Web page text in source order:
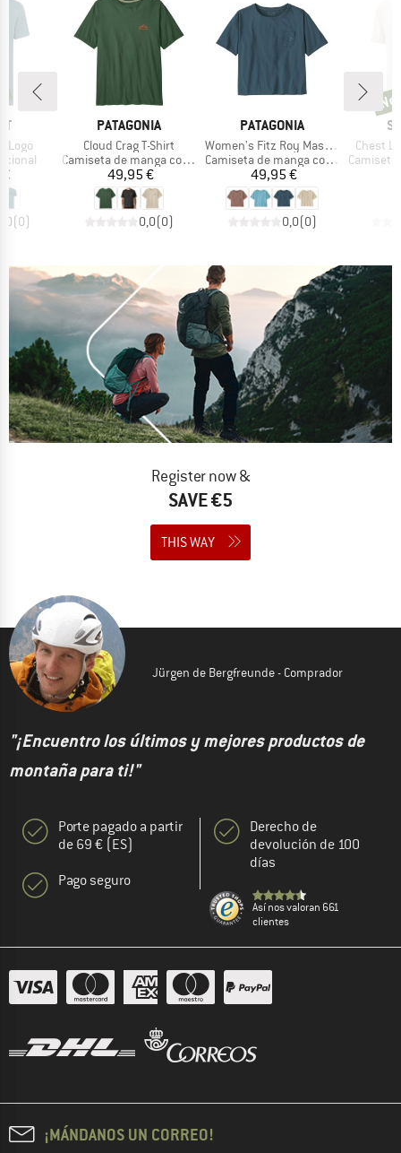
Logo
(0)
MARCA
PATAGONIA
Artículo
Cloud Crag T-Shirt
Product group
Camiseta de manga corta
Precio
49,95 €
0,0(0)
MARCA
PATAGONIA
Artículo
Women's Fitz Roy Massif Easy Cut Pocket Tee
Product group
Camiseta de manga corta
Precio
49,95 €
0,0(0)
Artículo
Chest
Product
Camiseta
Register now &
SAVE €5
THIS WAY
Jürgen de Bergfreunde - Comprador
"¡Encuentro los últimos y mejores productos de
montaña para ti!"
Porte pagado a partir
de 69 € (ES)
Pago seguro
Derecho de
devolución de 100
días
Así nos valoran 661
clientes
¡MÁNDANOS UN CORREO!